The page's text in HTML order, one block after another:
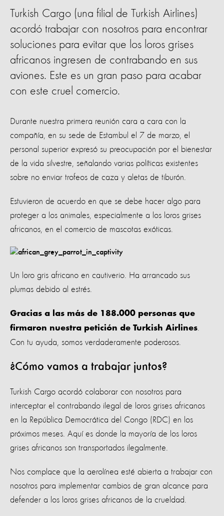
Turkish Cargo (una filial de Turkish Airlines)
acordó trabajar con nosotros para encontrar
soluciones para evitar que los loros grises
africanos ingresen de contrabando en sus
aviones. Este es un gran paso para acabar
con este cruel comercio.
Durante nuestra primera reunión cara a cara con la
compañía, en su sede de Estambul el 7 de marzo, el
personal superior expresó su preocupación por el bienestar
de la vida silvestre, señalando varias políticas existentes
sobre no enviar trofeos de caza y aletas de tiburón.
Estuvieron de acuerdo en que se debe hacer algo para
proteger a los animales, especialmente a los loros grises
africanos, en el comercio de mascotas exóticas.
Un loro gris africano en cautiverio. Ha arrancado sus
plumas debido al estrés.
Gracias a las más de 188.000 personas que
firmaron nuestra petición de Turkish Airlines
Con tu ayuda, somos verdaderamente poderosos.
¿Cómo vamos a trabajar juntos?
Turkish Cargo acordó colaborar con nosotros para
interceptar el contrabando ilegal de loros grises africanos
en la República Democrática del Congo (RDC) en los
próximos meses. Aquí es donde la mayoría de los loros
grises africanos son transportados ilegalmente.
Nos complace que la aerolínea esté abierta a trabajar con
nosotros para implementar cambios de gran alcance para
defender a los loros grises africanos de la crueldad.